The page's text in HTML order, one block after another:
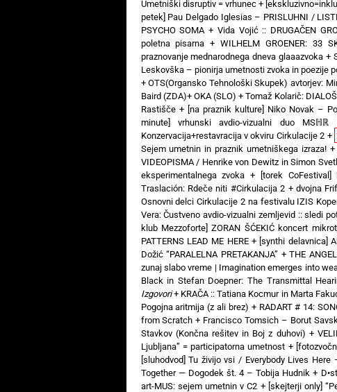
Umetniški disruptiv = vrhunec+
petek] Pau Delgado Iglesias – PRISLUHNI /
PSYCHO SOMA + Vida Vojić :: DRUGAČEN
poletna pisarna +WILHELM GROENER: 33
praznovanje mednarodnega dneva glaaazvoka +
Leskovška – pionirja umetnosti zvoka in poezije
+OTS(Organsko Tehnološki Skupek) avtorjev:
Baird (ZDA)+ OKA (SLO) +Tomaž Kolarič:
Rastišče+ [na praznik kulture] Niko Novak –
minute] vrhunski avdio-vizualni duo
Konzervacija+restavracija v okviru Cirkulacije 2 +
Sejem umetnin in praznik umetniškega izraza!+
VIDEOPISMA / Henrike von Dewitz in Simon
eksperimentalnega zvoka + [torek
Traslación: Rdeče niti #Cirkulacija 2 + dvojna
Osnovni delci Cirkulacije 2 na festivalu IZIS
Vera: Čustveno avdio-vizualni zemljevid :: sledi
klub Mezzoforte] ZORAN ŠĆEKIĆ koncert
PATTERNS LEAD ME HERE+ [synthi delavnica]
Dožić “PARALELNA PRETAKANJA”+THE
zunaj slabo vreme | Imagination emerges into
Black in Stefan Doepner: The Transmittal
Izgovori+ KRAČA :: Tatiana Kocmur in Marta
Pogojna aritmija (z ali brez) + RADART # 14:
from Scratch + Francisco Tomsich – Borut
Stavkov (Končna rešitev in Boj z duhovi) +
Ljubljana” = participatorna umetnost +
[sluhodvod] Tu živijo vsi / Everybody Lives
Together — Dogodek št. 4 – Tobija Hudnik +
art-MUS: sejem umetnin v C2 + [skejterji only]